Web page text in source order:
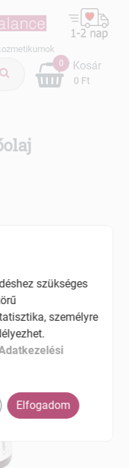
0
0 Ft
Kosár
szükséges
személyre
Elfogadom